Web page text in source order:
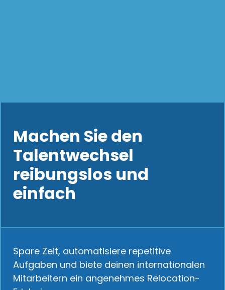
Machen Sie den
Talentwechsel
reibungslos und
einfach
Spare Zeit, automatisiere repetitive
Aufgaben und biete deinen internationalen
Mitarbeitern ein angenehmes Relocation-